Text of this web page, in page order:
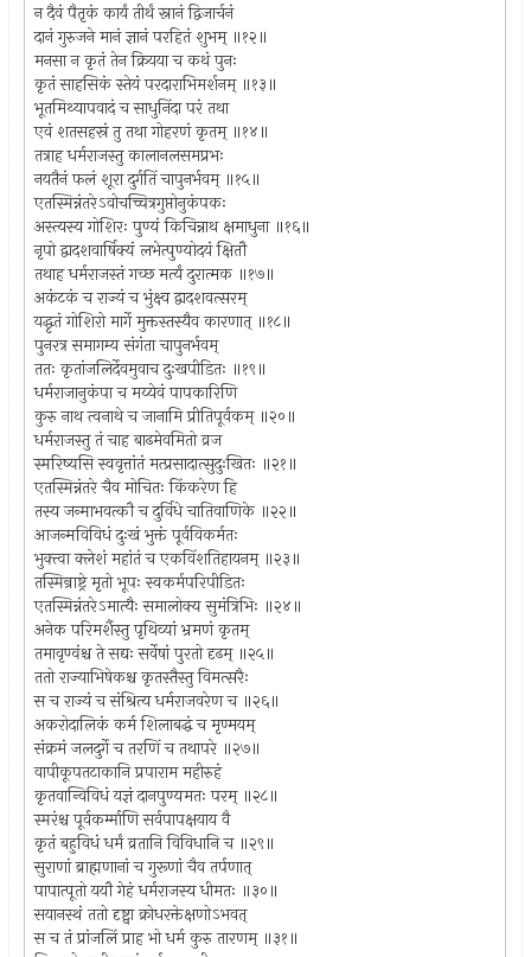
न दैवं पैतृकं कार्यं तीर्थं स्नानं द्विजार्चनं
दानं गुरुजने मानं ज्ञानं परहितं शुभम् ॥१२॥
मनसा न कृतं तेन क्रियया च कथं पुनः
कृतं साहसिकं स्तेयं परदाराभिमर्शनम् ॥१३॥
भूतमिथ्यापवादं च साधुनिंदा परं तथा
एवं शतसहस्रं तु तथा गोहरणं कृतम् ॥१४॥
तत्राह धर्मराजस्तु कालानलसमप्रभः
नयतैनं फलं शूरा दुर्गतिं चापुनर्भवम् ॥१५॥
एतस्मिन्नंतरेऽवोचच्चित्रगुप्तोनुकंपकः
अस्त्यस्य गोशिरः पुण्यं किचिन्नाथ क्षमाधुना ॥१६॥
नृपो द्वादशवार्षिक्यं लभेत्पुण्योदयं क्षितौ
तथाह धर्मराजस्तं गच्छ मर्त्यं दुरात्मक ॥१७॥
अकंटकं च राज्यं च भुंक्ष्व द्वादशवत्सरम्
यद्धृतं गोशिरो मार्गे मुक्तस्तस्यैव कारणात् ॥१८॥
पुनरत्र समागम्य संगंता चापुनर्भवम्
ततः कृतांजलिर्देवमुवाच दुःखपीडितः ॥१९॥
धर्मराजानुकंपा च मय्येवं पापकारिणि
कुरु नाथ त्वनाथे च जानामि प्रीतिपूर्वकम् ॥२०॥
धर्मराजस्तु तं चाह बाढमेवमितो व्रज
स्मरिष्यसि स्ववृत्तांतं मत्प्रसादात्सुदुःखितः ॥२१॥
एतस्मिन्नंतरे चैव मोचितः किंकरेण हि
तस्य जन्माभवत्कौ च दुर्विधे चातिवाणिके ॥२२॥
आजन्मविविधं दुःखं भुक्तं पूर्वविकर्मतः
भुक्त्वा क्लेशं महांतं च एकविंशतिहायनम् ॥२३॥
तस्मिन्राष्ट्रे मृतो भूपः स्वकर्मपरिपीडितः
एतस्मिन्नंतरेऽमात्यैः समालोक्य सुमंत्रिभिः ॥२४॥
अनेक परिमर्शैस्तु पृथिव्यां भ्रमणं कृतम्
तमावृण्वंश्च ते सद्यः सर्वेषां पुरतो दृढम् ॥२५॥
ततो राज्याभिषेकश्च कृतस्तैस्तु विमत्सरैः
स च राज्यं च संश्रित्य धर्मराजवरेण च ॥२६॥
अकरोदालिकं कर्म शिलाबद्धं च मृण्मयम्
संक्रमं जलदुर्गे च तरणिं च तथापरे ॥२७॥
वापीकूपतटाकानि प्रपाराम महीरुहं
कृतवान्विविधं यज्ञं दानपुण्यमतः परम् ॥२८॥
स्मरंश्च पूर्वकर्म्माणि सर्वपापक्षयाय वै
कृतं बहुविधं धर्मं व्रतानि विविधानि च ॥२९॥
सुराणां ब्राह्मणानां च गुरूणां चैव तर्पणात्
पापात्पूतो ययौ गेहं धर्मराजस्य धीमतः ॥३०॥
सयानस्थं ततो दृष्ट्वा क्रोधरक्तेक्षणोऽभवत्
स च तं प्रांजलिं प्राह भो धर्म कुरु तारणम् ॥३१॥